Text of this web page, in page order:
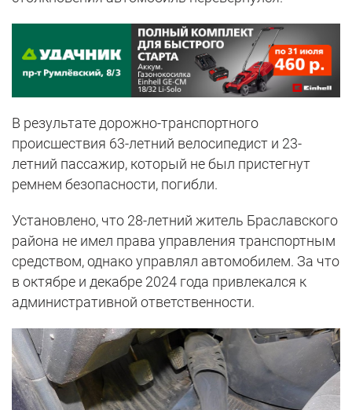
В результате дорожно-транспортного
происшествия 63-летний велосипедист и 23-
летний пассажир, который не был пристегнут
ремнем безопасности, погибли.
Установлено, что 28-летний житель Браславского
района не имел права управления транспортным
средством, однако управлял автомобилем. За что
в октябре и декабре 2024 года привлекался к
административной ответственности.